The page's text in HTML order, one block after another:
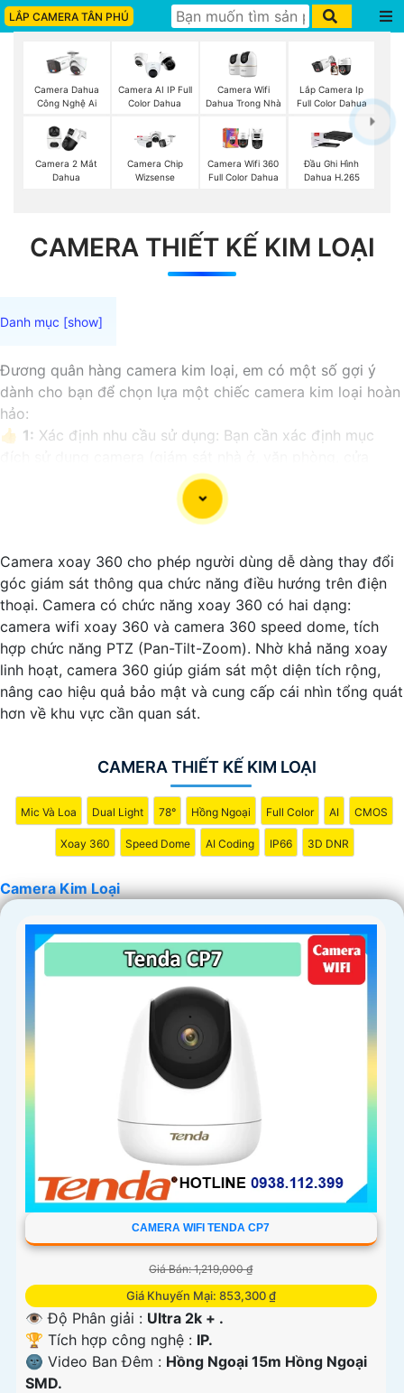
LẮP CAMERA TÂN PHÚ
Camera Dahua
Công Nghệ Ai
Camera AI IP Full
Color Dahua
Camera Wifi
Dahua Trong Nhà
Lắp Camera Ip
Full Color Dahua
Camera 2 Mắt
Dahua
Camera Chip
Wizsense
Camera Wifi 360
Full Color Dahua
Đầu Ghi Hình
Dahua H.265
CAMERA THIẾT KẾ KIM LOẠI
Đương quân hàng camera kim loại, em có một số gợi ý
dành cho bạn để chọn lựa một chiếc camera kim loại hoàn
hảo:
👍 1: Xác định nhu cầu sử dụng: Bạn cần xác định mục
Xem xét độ phân giải: Chọn camera kim loại có độ
phân giải cao để có hình ảnh rõ nét, chất lượng.
camera có góc quay rộng và khoảng cách quan sát xa để
phủ sóng diện tích lớn.
》《4:Chọn camera chống nước nếu cần: Nếu bạn cần
camera sử dụng ngoài trời, chọn loại chống nước để chắc
chắn hơn hoạt động ổn định.
👩‍🌾5:Xem xét tính năng kết nối và lưu trữ: Chọn camera
kim loại có tính năng kết nối mạng, lưu trữ dữ liệu để dễ
dàng xem qua điện thoại, máy tính.
camera kim loại phù hợp với túi tiền.
Hy vọng những gợi ý trên sẽ giúp bạn chọn lựa được một
chiếc camera kim loại hoàn hảo.
Camera xoay 360 cho phép người dùng dễ dàng thay đổi
góc giám sát thông qua chức năng điều hướng trên điện
thoại. Camera có chức năng xoay 360 có hai dạng:
camera wifi xoay 360 và camera 360 speed dome, tích
hợp chức năng PTZ (Pan-Tilt-Zoom). Nhờ khả năng xoay
linh hoạt, camera 360 giúp giám sát một diện tích rộng,
nâng cao hiệu quả bảo mật và cung cấp cái nhìn tổng quát
hơn về khu vực cần quan sát.
CAMERA THIẾT KẾ KIM LOẠI
Mic Và Loa Dual Light 78° Hồng Ngoại Full Color AI CMOS
Xoay 360 Speed Dome AI Coding IP66 3D DNR
Camera Kim Loại
CAMERA WIFI TENDA CP7
Giá Bán: 1,219,000 ₫
Giá Khuyến Mại: 853,300 ₫
👁 Độ Phân giải : Ultra 2k + .
🏆 Tích hợp công nghệ : IP.
🌚 Video Ban Đêm : Hồng Ngoại 15m Hồng Ngoại
SMD.